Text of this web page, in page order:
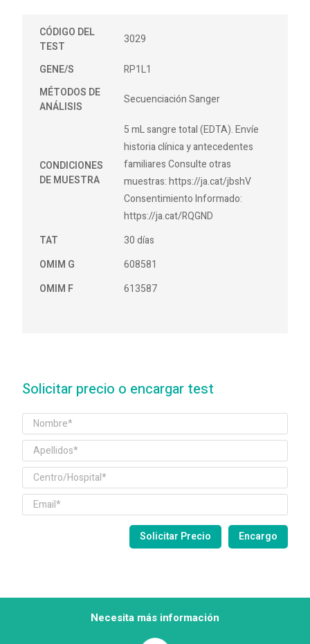
CÓDIGO DEL
TEST
3029
GENE/S
RP1L1
MÉTODOS DE
ANÁLISIS
Secuenciación Sanger
CONDICIONES
DE MUESTRA
5 mL sangre total (EDTA). Envíe
historia clínica y antecedentes
familiares Consulte otras
muestras: https://ja.cat/jbshV
Consentimiento Informado:
https://ja.cat/RQGND
TAT
30 días
OMIM G
608581
OMIM F
613587
Solicitar precio o encargar test
Necesita más información